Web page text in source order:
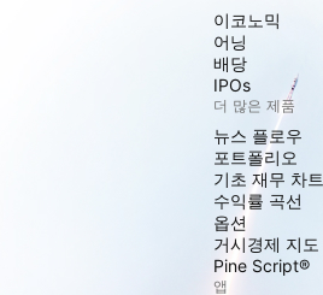
이코노믹
어닝
배당
IPOs
더 많은 제품
뉴스 플로우
포트폴리오
기초 재무 차트
수익률 곡선
옵션
거시경제 지도
Pine Script®
앱